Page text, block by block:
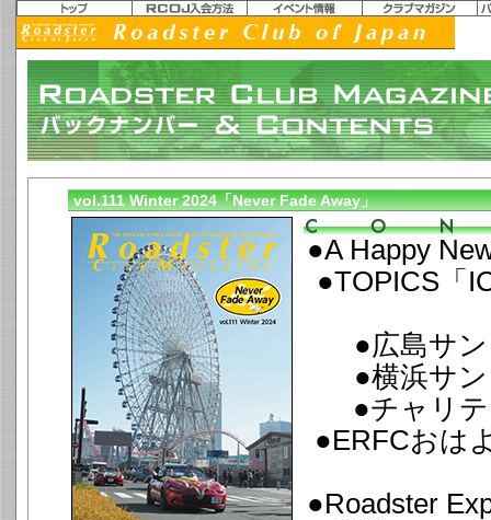
vol.111 Winter 2024「Never Fade Away」
●A Happy
●TOPICS「
●広島サ
●横浜サ
●チャリ
●ERFCおは
●Roadster